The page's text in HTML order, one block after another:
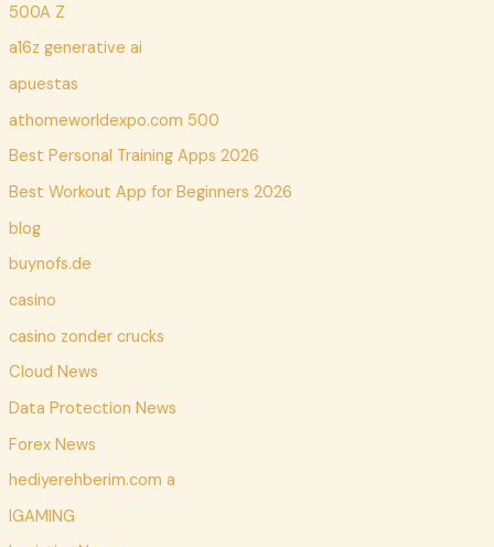
500A Z
a16z generative ai
apuestas
athomeworldexpo.com 500
Best Personal Training Apps 2026
Best Workout App for Beginners 2026
blog
buynofs.de
casino
casino zonder crucks
Cloud News
Data Protection News
Forex News
hediyerehberim.com a
IGAMING